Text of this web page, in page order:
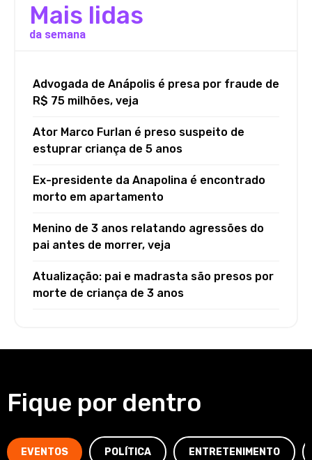
Mais lidas
da semana
Advogada de Anápolis é presa por fraude de
R$ 75 milhões, veja
Ator Marco Furlan é preso suspeito de
estuprar criança de 5 anos
Ex-presidente da Anapolina é encontrado
morto em apartamento
Menino de 3 anos relatando agressões do
pai antes de morrer, veja
Atualização: pai e madrasta são presos por
morte de criança de 3 anos
Fique por dentro
EVENTOS POLÍTICA ENTRETENIMENTO